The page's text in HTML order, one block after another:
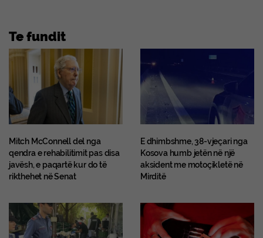
Te fundit
Mitch McConnell del nga
qendra e rehabilitimit pas disa
javësh, e paqartë kur do të
rikthehet në Senat
E dhimbshme, 38-vjeçari nga
Kosova humb jetën në një
aksident me motoçikletë në
Mirditë